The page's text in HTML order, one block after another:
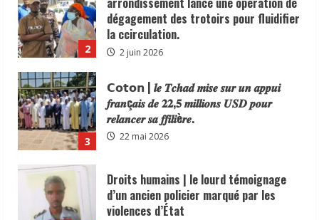
3
𝒇𝒓𝒂𝒏ç𝒂𝒊𝒔 𝒅𝒆 𝟐𝟐,𝟓 𝒎𝒊𝒍𝒍𝒊𝒐𝒏𝒔 𝑼𝑺𝑫 𝒑𝒐𝒖𝒓
𝒓𝒆𝒍𝒂𝒏𝒄𝒆𝒓 𝒔𝒂 𝒇𝒇𝒊𝒍𝒊è𝒓𝒆.
4
Droits humains | le lourd témoignage
d’un ancien policier marqué par les
violences d’État
3 mai 2026
𝗔𝗻𝗮𝗹𝘆𝘀𝗲 | 𝑳𝒂 𝒇𝒆𝒎𝒎𝒆 𝒕𝒄𝒉𝒂𝒅𝒊𝒆𝒏𝒏𝒆 :
𝒎𝒐𝒕𝒆𝒖𝒓 𝒔𝒊𝒍𝒆𝒏𝒄𝒊𝒆𝒖𝒙 𝒅𝒆 𝒍’é𝒄𝒐𝒏𝒐𝒎𝒊𝒆
𝒏𝒂𝒕𝒊𝒐𝒏𝒂𝒍𝒆.